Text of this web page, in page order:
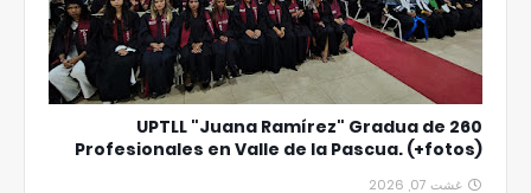
UPTLL "Juana Ramírez" Gradua de 260
Profesionales en Valle de la Pascua. (+fotos)
غشت 07, 2026